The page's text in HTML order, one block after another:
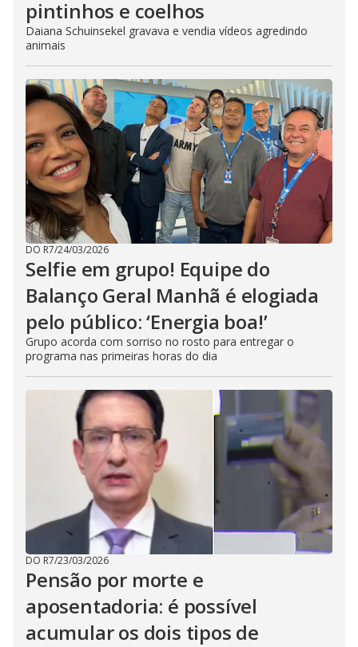
pintinhos e coelhos
Daiana Schuinsekel gravava e vendia vídeos agredindo
animais
DO R7/24/03/2026
Selfie em grupo! Equipe do
Balanço Geral Manhã é elogiada
pelo público: ‘Energia boa!’
Grupo acorda com sorriso no rosto para entregar o
programa nas primeiras horas do dia
DO R7/23/03/2026
Pensão por morte e
aposentadoria: é possível
acumular os dois tipos de